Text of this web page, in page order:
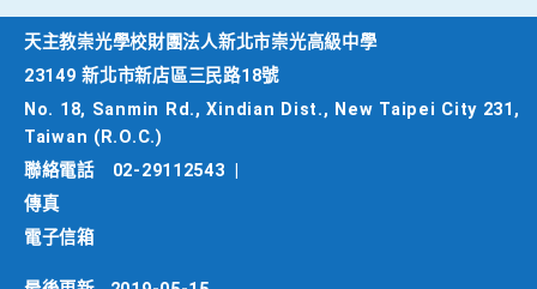
天主教崇光學校財團法人新北市崇光高級中學
23149 新北市新店區三民路18號
No. 18, Sanmin Rd., Xindian Dist., New Taipei City 231,
Taiwan (R.O.C.)
聯絡電話
02-29112543
傳真
電子信箱